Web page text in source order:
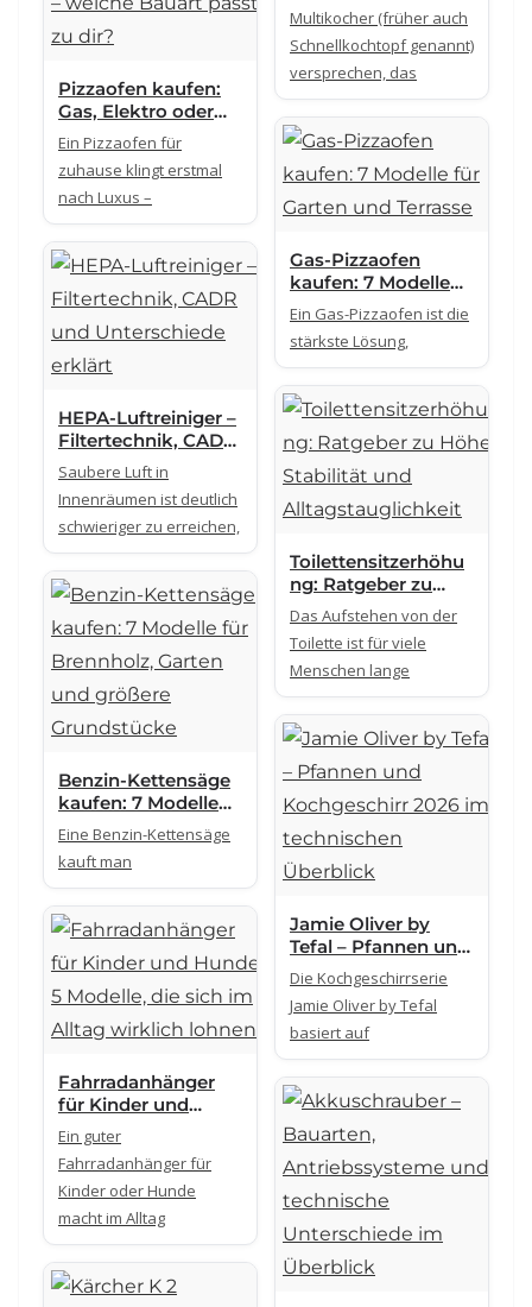
Funktionsprinzip
und realistische
Einsatzbereiche
Multikocher (früher auch
Schnellkochtopf genannt)
versprechen, das
Pizzaofen kaufen:
Gas, Elektro oder
Holz – welche
Bauart passt zu dir?
Ein Pizzaofen für
zuhause klingt erstmal
nach Luxus –
Gas-Pizzaofen
kaufen: 7 Modelle
für Garten und
Terrasse
Ein Gas-Pizzaofen ist die
stärkste Lösung,
HEPA-Luftreiniger –
Filtertechnik, CADR
und Unterschiede
erklärt
Saubere Luft in
Innenräumen ist deutlich
schwieriger zu erreichen,
Toilettensitzerhöhu
ng: Ratgeber zu
Höhe, Stabilität und
Alltagstauglichkeit
Das Aufstehen von der
Toilette ist für viele
Menschen lange
Benzin-Kettensäge
kaufen: 7 Modelle
für Brennholz,
Garten und größere
Grundstücke
Eine Benzin-Kettensäge
kauft man
Jamie Oliver by
Tefal – Pfannen und
Kochgeschirr 2026
im technischen
Überblick
Die Kochgeschirrserie
Jamie Oliver by Tefal
basiert auf
Fahrradanhänger
für Kinder und
Hunde: 5 Modelle,
die sich im Alltag
wirklich lohnen
Ein guter
Fahrradanhänger für
Kinder oder Hunde
macht im Alltag